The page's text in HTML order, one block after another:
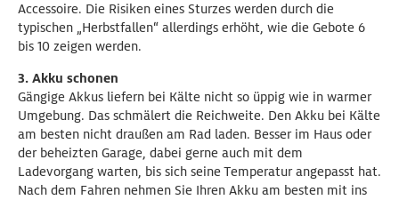
Accessoire. Die Risiken eines Sturzes werden durch die
typischen „Herbstfallen“ allerdings erhöht, wie die Gebote 6
bis 10 zeigen werden.
3. Akku schonen
Gängige Akkus liefern bei Kälte nicht so üppig wie in warmer
Umgebung. Das schmälert die Reichweite. Den Akku bei Kälte
am besten nicht draußen am Rad laden. Besser im Haus oder
der beheizten Garage, dabei gerne auch mit dem
Ladevorgang warten, bis sich seine Temperatur angepasst hat.
Nach dem Fahren nehmen Sie Ihren Akku am besten mit ins